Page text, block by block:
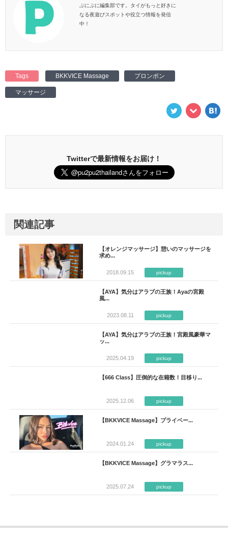
ぷにぷに編集部です。タイがもっと好きに
なる夜遊びスポットや役立つ情報を発信
中！
Tags BKKVICE Massage プロンポン
マッサージ
Twitterで最新情報をお届け！
関連記事
【オレンジマッサージ】憩いのマッサージを
求め...
2018.09.15 pickup
【AYA】気分はアラブの王族！Ayaの宮殿
風...
2023.08.11 pickup
【AYA】気分はアラブの王族！宮殿風豪華マ
ッ...
2025.04.19 pickup
【666 Class】圧倒的な在籍数！目移り...
2025.12.06 pickup
【BKKVICE Massage】プライベー...
2024.01.24 pickup
【BKKVICE Massage】グラマラス...
2025.07.24 pickup